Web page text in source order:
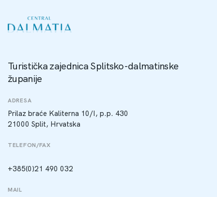
Turistička zajednica Splitsko-dalmatinske
županije
ADRESA
Prilaz braće Kaliterna 10/I, p.p. 430
21000 Split, Hrvatska
TELEFON/FAX
+385(0)21 490 032
MAIL